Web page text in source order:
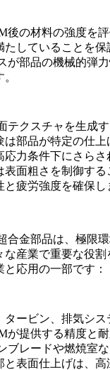
後の材料の強度を
たしていることを
が部品の機械的弾
テクスチャを生成
は部品が特定の仕
応力条件下にさら
表面粗さを制御する
疲労強度を確保し
合金部品は、極限
な産業で重要な役
応用の一部です：
タービン、排気シス
が提供する精度と耐
ブレードや燃焼室
と表面仕上げは、